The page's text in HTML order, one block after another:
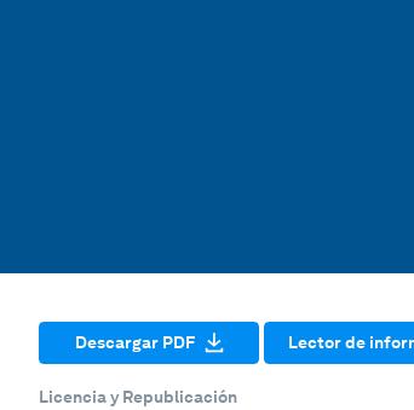
Descargar PDF Lector de
Licencia y Republicación